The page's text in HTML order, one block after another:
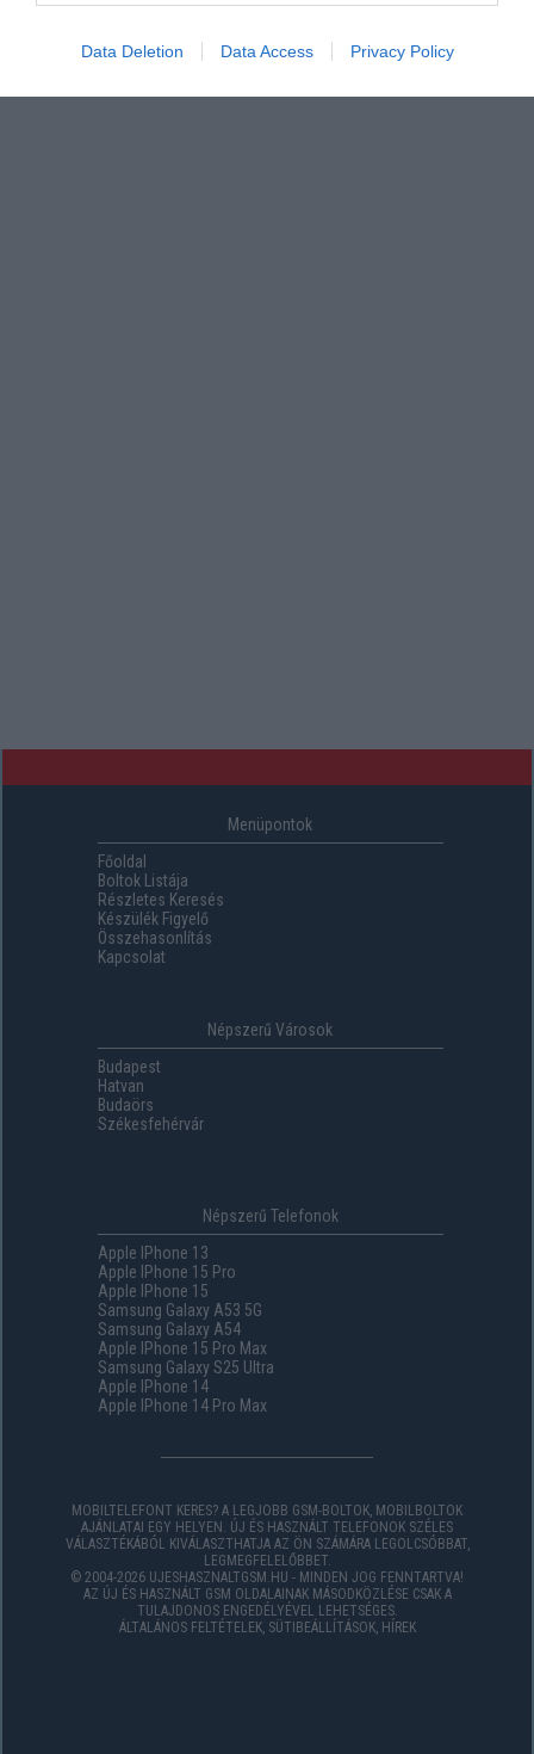
Data Deletion Data Access Privacy Policy
Menüpontok
Főoldal
Boltok Listája
Részletes Keresés
Készülék Figyelő
Összehasonlítás
Kapcsolat
Népszerű Városok
Budapest
Hatvan
Budaörs
Székesfehérvár
Népszerű Telefonok
Apple IPhone 13
Apple IPhone 15 Pro
Apple IPhone 15
Samsung Galaxy A53 5G
Samsung Galaxy A54
Apple IPhone 15 Pro Max
Samsung Galaxy S25 Ultra
Apple IPhone 14
Apple IPhone 14 Pro Max
MOBILTELEFONT KERES? A LEGJOBB GSM-BOLTOK, MOBILBOLTOK
AJÁNLATAI EGY HELYEN. ÚJ ÉS HASZNÁLT TELEFONOK SZÉLES
VÁLASZTÉKÁBÓL KIVÁLASZTHATJA AZ ÖN SZÁMÁRA LEGOLCSÓBBAT,
LEGMEGFELELŐBBET.
© 2004-2026 UJESHASZNALTGSM.HU - MINDEN JOG FENNTARTVA!
AZ ÚJ ÉS HASZNÁLT GSM OLDALAINAK MÁSODKÖZLÉSE CSAK A
TULAJDONOS ENGEDÉLYÉVEL LEHETSÉGES.
ÁLTALÁNOS FELTÉTELEK, SÜTIBEÁLLÍTÁSOK, HÍREK